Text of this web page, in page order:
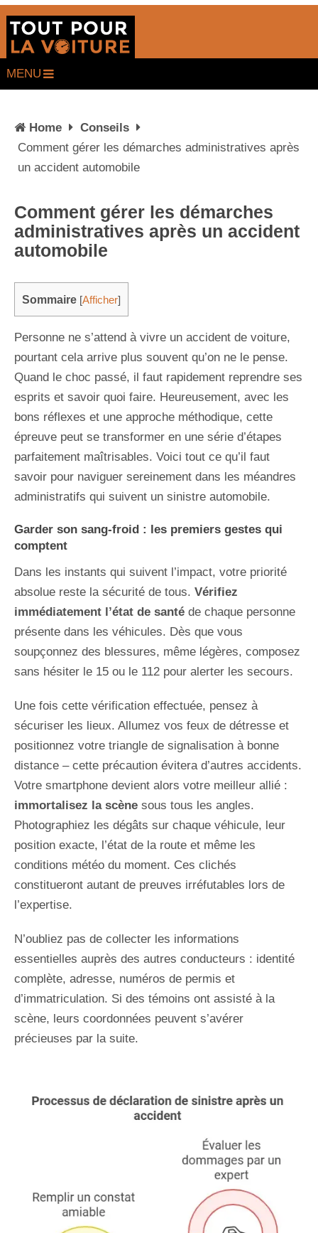
MENU
Home
Conseils
Comment gérer les démarches administratives après
un accident automobile
Comment gérer les démarches
administratives après un accident
automobile
Sommaire [Afficher]
Personne ne s’attend à vivre un accident de voiture,
pourtant cela arrive plus souvent qu’on ne le pense.
Quand le choc passé, il faut rapidement reprendre ses
esprits et savoir quoi faire. Heureusement, avec les
bons réflexes et une approche méthodique, cette
épreuve peut se transformer en une série d’étapes
parfaitement maîtrisables. Voici tout ce qu’il faut
savoir pour naviguer sereinement dans les méandres
administratifs qui suivent un sinistre automobile.
Garder son sang-froid : les premiers gestes qui
comptent
Dans les instants qui suivent l’impact, votre priorité
absolue reste la sécurité de tous. Vérifiez
immédiatement l’état de santé de chaque personne
présente dans les véhicules. Dès que vous
soupçonnez des blessures, même légères, composez
sans hésiter le 15 ou le 112 pour alerter les secours.
Une fois cette vérification effectuée, pensez à
sécuriser les lieux. Allumez vos feux de détresse et
positionnez votre triangle de signalisation à bonne
distance – cette précaution évitera d’autres accidents.
Votre smartphone devient alors votre meilleur allié :
immortalisez la scène sous tous les angles.
Photographiez les dégâts sur chaque véhicule, leur
position exacte, l’état de la route et même les
conditions météo du moment. Ces clichés
constitueront autant de preuves irréfutables lors de
l’expertise.
N’oubliez pas de collecter les informations
essentielles auprès des autres conducteurs : identité
complète, adresse, numéros de permis et
d’immatriculation. Si des témoins ont assisté à la
scène, leurs coordonnées peuvent s’avérer
précieuses par la suite.